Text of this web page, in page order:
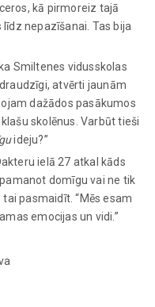
kā pirmoreiz tajā
nepazīšanai. Tas bija
Smiltenes vidusskolas
atvērti jaunām
dažādos pasākumos
skolēnus. Varbūt tieši
ideju?”
ielā 27 atkal kāds
domīgu vai ne tik
pasmaidīt. “Mēs esam
emocijas un vidi.”